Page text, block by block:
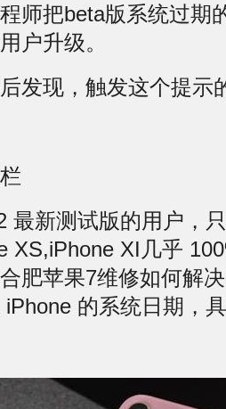
师把beta版系统过期
户升级。
现，触发这个提示
新测试版的用户，只
XS,iPhone XI几乎
肥苹果7维修如何解
的系统日期，